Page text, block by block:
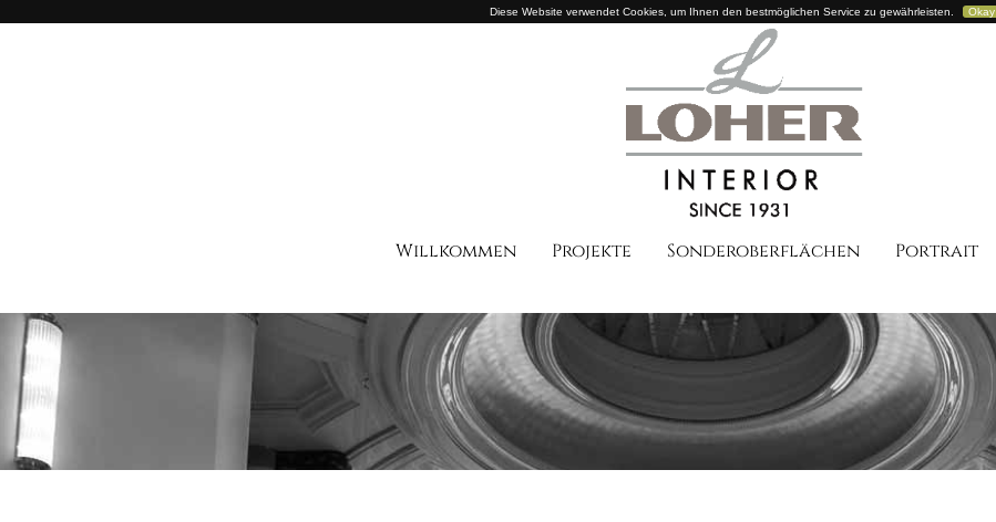
Diese Website verwendet Cookies, um Ihnen den bestmöglichen Service zu gewährleisten. Okay
Willkommen Projekte Sonderoberflächen Portrait